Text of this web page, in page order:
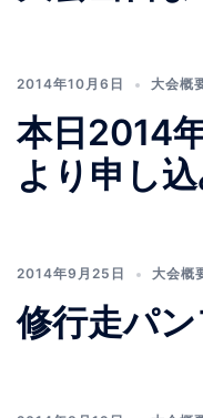
2014年10月6日 大会概
本日2014
より申し
2014年9月25日 大会概
修行走パ